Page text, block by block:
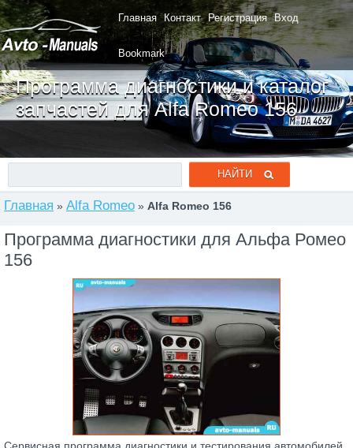
Главная Контакт Регистрация Вход
Bookmark
Программа диагностики и каталог
запчастей для Alfa Romeo 156
Главная » Alfa Romeo » Alfa Romeo 156
Программа диагностики для Альфа Ромео
156